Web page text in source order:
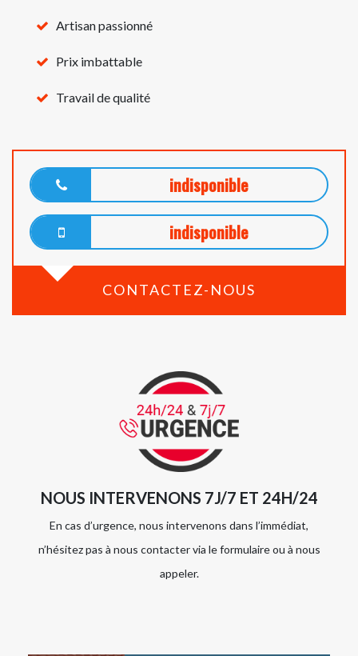
Artisan passionné
Prix imbattable
Travail de qualité
indisponible
indisponible
CONTACTEZ-NOUS
NOUS INTERVENONS 7J/7 ET 24H/24
En cas d’urgence, nous intervenons dans l’immédiat,
n’hésitez pas à nous contacter via le formulaire ou à nous
appeler.